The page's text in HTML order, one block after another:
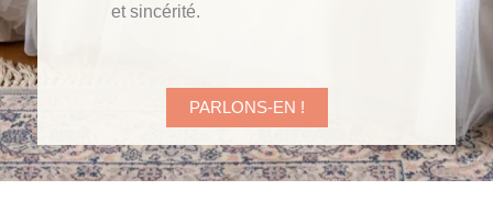
et sincérité.
PARLONS-EN !